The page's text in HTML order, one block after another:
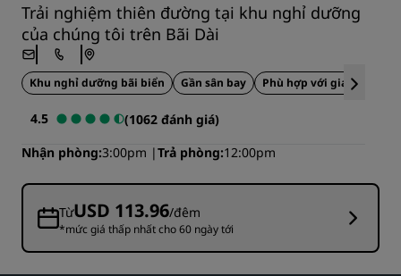
Trải nghiệm thiên đường tại khu nghỉ dưỡng
của chúng tôi trên Bãi Dài
Khu nghỉ dưỡng bãi biển Gần sân bay Phù hợp với gia đình
4.5
(1062 đánh giá)
Nhận phòng 3:00pm Trả phòng 12:00pm
TừUSD 113.96/đêm
*mức giá thấp nhất cho 60 ngày tới